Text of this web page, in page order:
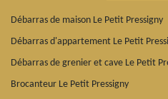
Débarras de maison Le Petit Pressigny
Débarras d'appartement Le Petit
Débarras de grenier et cave Le Petit
Brocanteur Le Petit Pressigny